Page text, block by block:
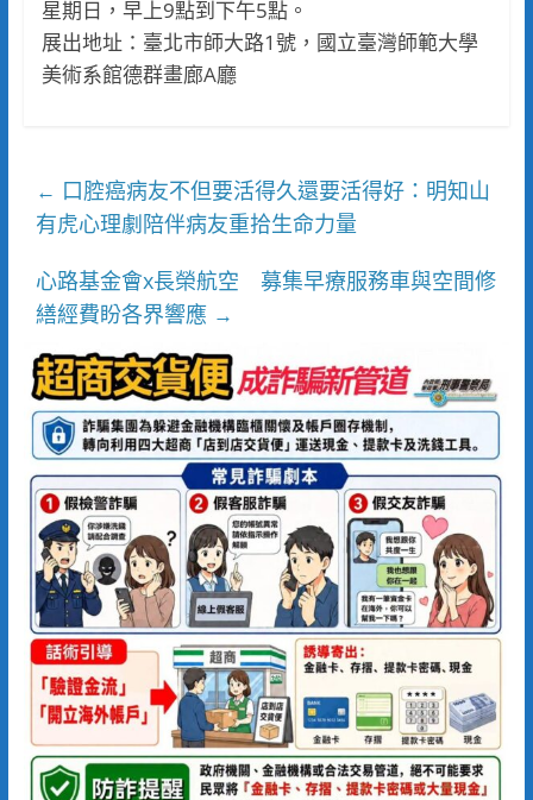
星期日，早上9點到下午5點。
展出地址：臺北市師大路1號，國立臺灣師範大學
美術系館德群畫廊A廳
← 口腔癌病友不但要活得久還要活得好：明知山
有虎心理劇陪伴病友重拾生命力量
心路基金會x長榮航空 募集早療服務車與空間修
繕經費盼各界響應 →